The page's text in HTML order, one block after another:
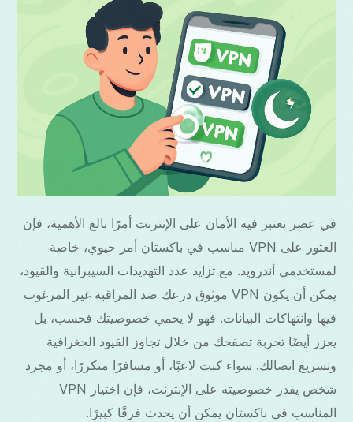
العربية
في عصر تعتبر فيه الأمان على الإنترنت أمرًا بالغ الأهمية، فإن
العثور على VPN مناسب في باكستان أمر حيوي، خاصة
لمستخدمي أندرويد. مع تزايد عدد التهديدات السيبرانية والقيود،
يمكن أن يكون VPN موثوق درعك ضد المراقبة غير المرغوب
فيها وانتهاكات البيانات. فهو لا يحمي خصوصيتك فحسب، بل
يعزز أيضًا تجربة تصفحك من خلال تجاوز القيود الجغرافية
وتسريع اتصالك. سواء كنت لاعبًا، أو مسافرًا متكررًا، أو مجرد
شخص يقدر خصوصيته على الإنترنت، فإن اختيار VPN
المناسب في باكستان يمكن أن يحدث فرقًا كبيرًا.